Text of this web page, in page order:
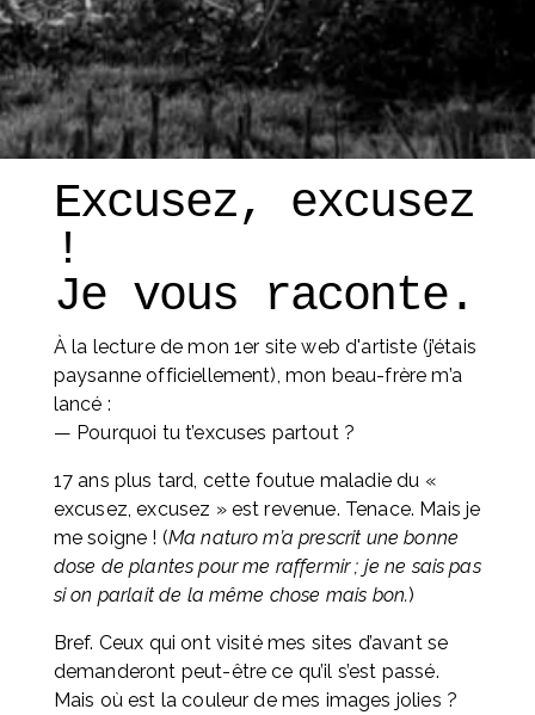
Excusez, excusez
!
À la lecture de mon 1er site web d'artiste (j’étais
paysanne officiellement), mon beau-frère m’a
lancé :
— Pourquoi tu t’excuses partout ?
17 ans plus tard, cette foutue maladie du «
excusez, excusez » est revenue. Tenace. Mais je
me soigne ! (Ma naturo m’a prescrit une bonne
dose de plantes pour me raffermir ; je ne sais pas
si on parlait de la même chose mais bon.)
Bref. Ceux qui ont visité mes sites d’avant se
demanderont peut-être ce qu’il s’est passé.
Mais où est la couleur de mes images jolies ?